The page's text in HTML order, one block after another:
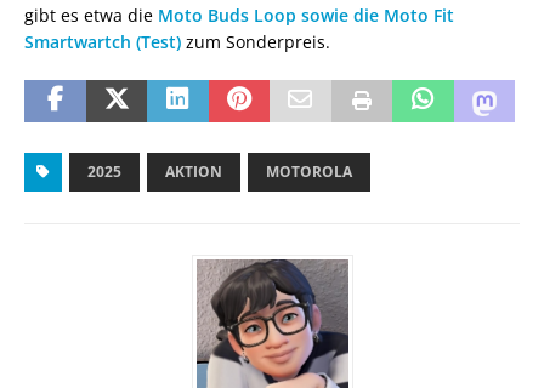
gibt es etwa die Moto Buds Loop sowie die Moto Fit
Smartwartch (Test) zum Sonderpreis.
2025 AKTION MOTOROLA